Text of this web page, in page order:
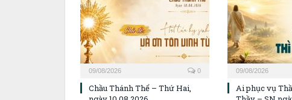
09/08/2026 09/08/2026